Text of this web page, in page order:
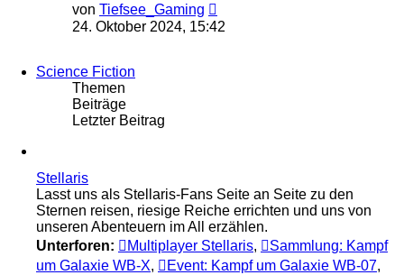
von Tiefsee_Gaming
Beitrag
24. Oktober 2024, 15:42
Science Fiction
Themen
Beiträge
Letzter Beitrag
Stellaris
Lasst uns als Stellaris-Fans Seite an Seite zu den
Sternen reisen, riesige Reiche errichten und uns von
unseren Abenteuern im All erzählen.
Unterforen:
Multiplayer Stellaris,
Sammlung: Kampf
um Galaxie WB-X, Event: Kampf um Galaxie WB-07,